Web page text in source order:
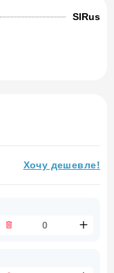
SlRus
Хочу дешевле!